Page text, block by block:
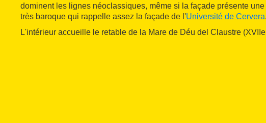
dominent les lignes néoclassiques, même si la façade présente
très baroque qui rappelle assez la façade de l'Université de Cervera.
L'intérieur accueille le retable de la Mare de Déu del Claustre